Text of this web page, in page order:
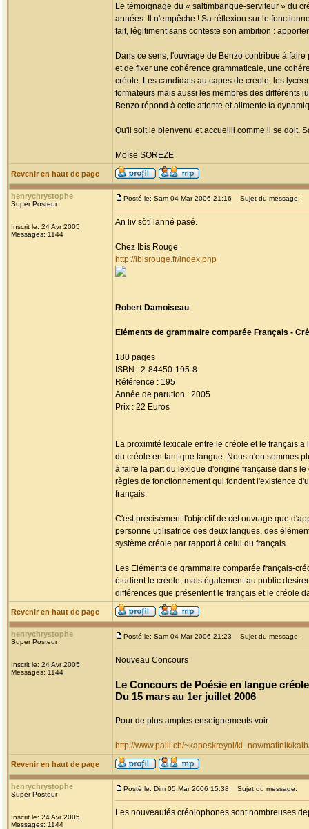
Le témoignage du « saltimbanque-serviteur » du
années. Il n'empêche ! Sa réflexion sur le
fait, légitiment sans conteste son ambition :
Dans ce sens, l'ouvrage de Benzo contribue à
et de fixer une cohérence grammaticale, une
créole. Les candidats au capes de créole, les
formateurs mais aussi les membres des différents
Benzo répond à cette attente et alimente la
Qu'il soit le bienvenu et accueilli comme il se doit.
Moïse SOREZE
Revenir en haut de page
henrychrystophe
Super Posteur
Inscrit le: 24 Avr 2005
Messages: 1144
Posté le: Sam 04 Mar 2006 21:16 Sujet du message:
An liv sòti lanné pasé.
Chez Ibis Rouge
http://ibisrouge.fr/index.php
Robert Damoiseau
Eléments de grammaire comparée Français -
180 pages
ISBN : 2-84450-195-8
Référence : 195
Année de parution : 2005
Prix : 22 Euros
La proximité lexicale entre le créole et le français
du créole en tant que langue. Nous n'en sommes
à faire la part du lexique d'origine française dans
règles de fonctionnement qui fondent l'existence
français.
C'est précisément l'objectif de cet ouvrage que
personne utilisatrice des deux langues, des
système créole par rapport à celui du français.
Les Eléments de grammaire comparée français-
étudient le créole, mais également au public
différences que présentent le français et le créole
Revenir en haut de page
henrychrystophe
Super Posteur
Inscrit le: 24 Avr 2005
Messages: 1144
Posté le: Sam 04 Mar 2006 21:23 Sujet du message:
Nouveau Concours
Le Concours de Poésie en langue
Du 15 mars au 1er juillet 2006
Pour de plus amples enseignements voir
http://www.palli.ch/~kapeskreyol/ki_nov/matinik/
Revenir en haut de page
henrychrystophe
Super Posteur
Inscrit le: 24 Avr 2005
Messages: 1144
Posté le: Dim 05 Mar 2006 15:38 Sujet du message:
Les nouveautés créolophones sont nombreuses